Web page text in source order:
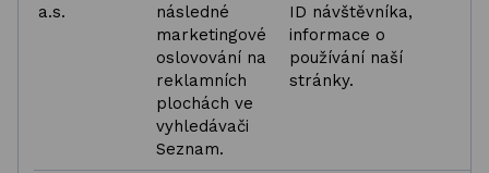
a.s.
následné
marketingové
oslovování na
reklamních
plochách ve
vyhledávači
Seznam.
ID návštěvníka,
informace o
používání naší
stránky.